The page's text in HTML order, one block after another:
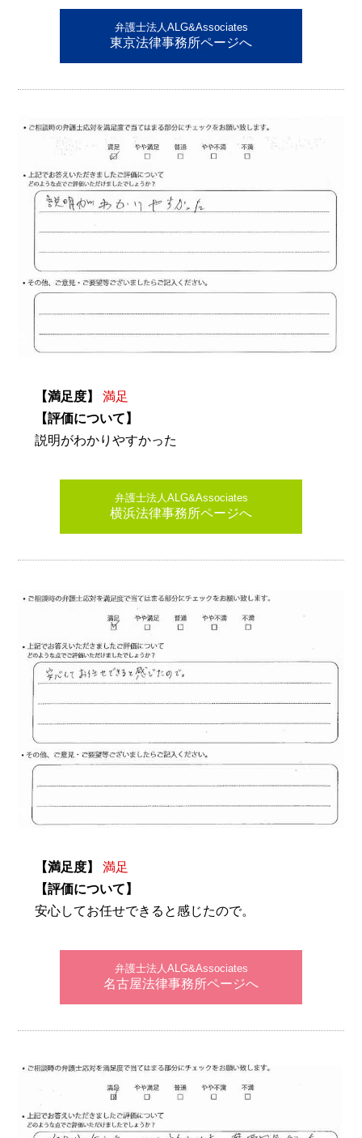
弁護士法人ALG&Associates
東京法律事務所ページへ
【満足度】
満足
【評価について】
説明がわかりやすかった
弁護士法人ALG&Associates
横浜法律事務所ページへ
【満足度】
満足
【評価について】
安心してお任せできると感じたので。
弁護士法人ALG&Associates
名古屋法律事務所ページへ